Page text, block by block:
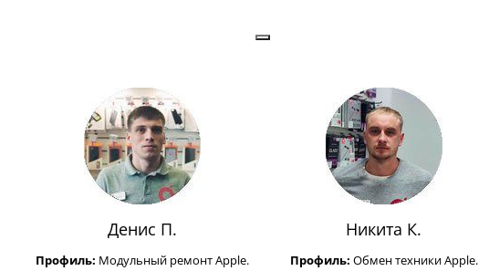
Денис П.
Профиль: Модульный ремонт Apple.
Никита К.
Профиль: Обмен техники Apple.